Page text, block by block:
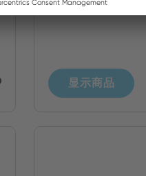
径1.5-3毫米/
显示商品